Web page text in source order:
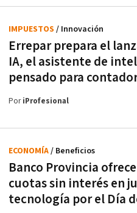
Errepar prepara el
IA, el asistente de
pensado para
IMPUESTOS / Innovación
PoriProfesional
Banco Provincia
cuotas sin interés en
tecnología por el Día
ECONOMÍA/ Beneficios